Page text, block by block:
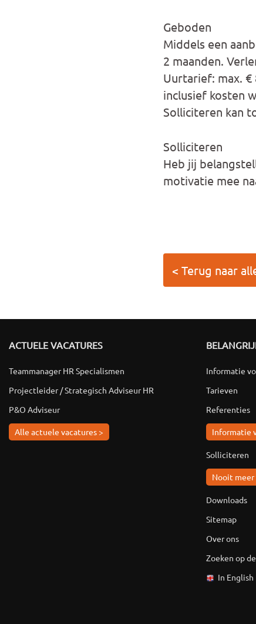
Geboden
Middels een
2 maanden.
Uurtarief: max. €
inclusief kosten
Solliciteren kan
Solliciteren
Heb jij
motivatie mee
< Terug naar
ACTUELE VACATURES
Teammanager HR Specialismen
Projectleider / Strategisch Adviseur HR
P&O Adviseur
Alle actuele vacatures >
Informatie
Tarieven
Referenties
Informatie
Solliciteren
Nooit
Downloads
Sitemap
Over ons
Zoeken op
In English